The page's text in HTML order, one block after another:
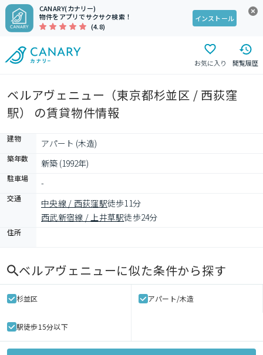
CANARY(カナリー)
物件をアプリでサクサク検索！
(4.8)
インストール
お気に入り 閲覧履歴
ベルアヴェニュー（東京都杉並区 / 西荻窪
駅） の賃貸物件情報
建物 アパート (木造)
築年数 新築 (1992年)
駐車場 -
交通 中央線 / 西荻窪駅徒歩11分
西武新宿線 / 上井草駅徒歩24分
住所
ベルアヴェニューに似た条件から探す
杉並区 アパート/木造
駅徒歩15分以下